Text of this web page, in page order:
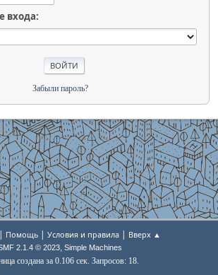
входа:
Забыли пароль?
| Помощь | Условия и правила | Вверх ▲
2.1.4 © 2023, Simple Machines
создана за 0.106 сек. Запросов: 18.